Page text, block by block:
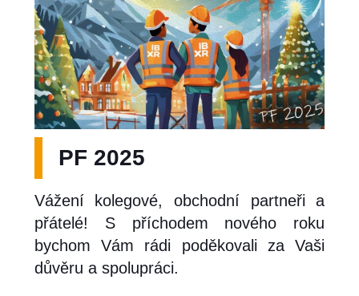
PF 2025
Vážení kolegové, obchodní partneři a
přátelé! S příchodem nového roku
bychom Vám rádi poděkovali za Vaši
důvěru a spolupráci.